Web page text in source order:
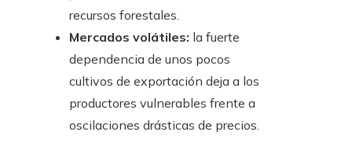
recursos forestales.
Mercados volátiles: la fuerte
dependencia de unos pocos
cultivos de exportación deja a los
productores vulnerables frente a
oscilaciones drásticas de precios.